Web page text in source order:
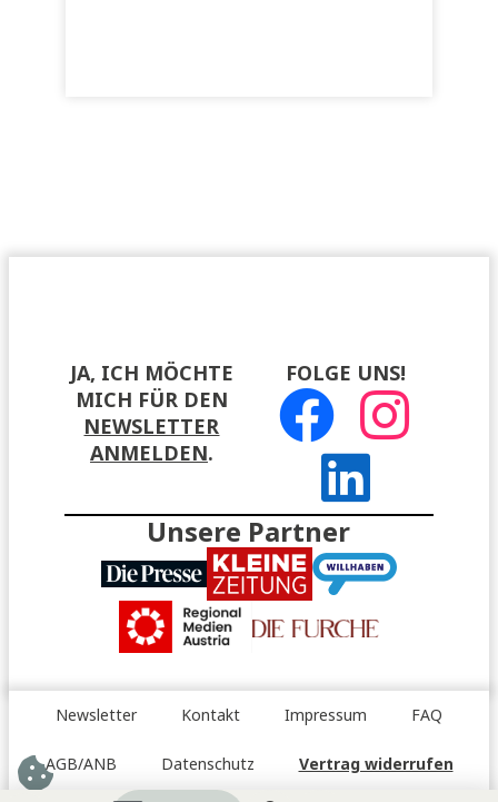
JA, ICH MÖCHTE
MICH FÜR DEN
NEWSLETTER
ANMELDEN.
FOLGE UNS!
Unsere Partner
Newsletter Kontakt Impressum FAQ
AGB/ANB Datenschutz Vertrag widerrufen